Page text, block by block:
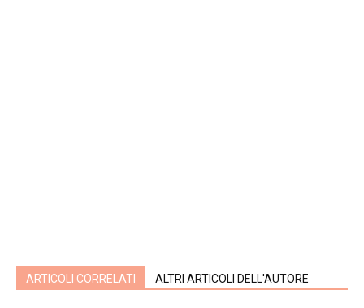
ARTICOLI CORRELATI ALTRI ARTICOLI DELL'AUTORE